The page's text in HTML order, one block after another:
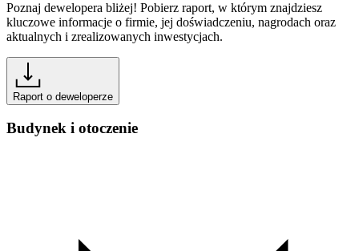
Poznaj dewelopera bliżej! Pobierz raport, w którym znajdziesz
kluczowe informacje o firmie, jej doświadczeniu, nagrodach oraz
aktualnych i zrealizowanych inwestycjach.
Raport o deweloperze
Budynek i otoczenie